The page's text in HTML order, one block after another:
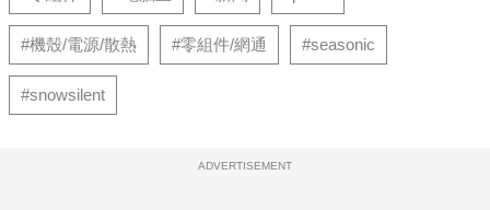
#機殼/電源/散熱 #零組件/網通 #seasonic
#snowsilent
ADVERTISEMENT